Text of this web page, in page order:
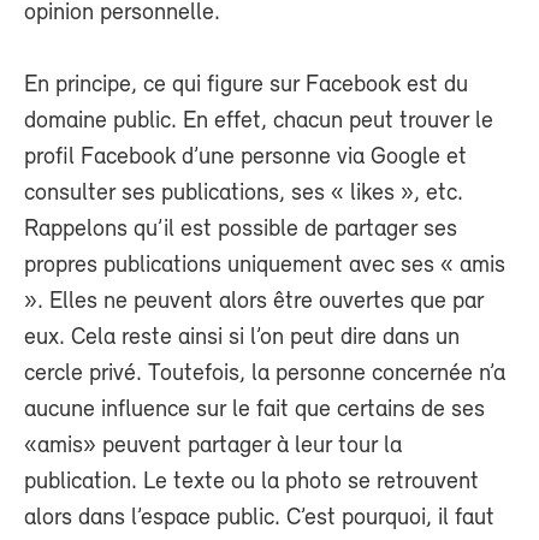
opinion personnelle.
En principe, ce qui figure sur Facebook est du
domaine public. En effet, chacun peut trouver le
profil Facebook d’une personne via Google et
consulter ses publications, ses « likes », etc.
Rappelons qu’il est possible de partager ses
propres publications uniquement avec ses « amis
». Elles ne peuvent alors être ouvertes que par
eux. Cela reste ainsi si l’on peut dire dans un
cercle privé. Toutefois, la personne concernée n’a
aucune influence sur le fait que certains de ses
«amis» peuvent partager à leur tour la
publication. Le texte ou la photo se retrouvent
alors dans l’espace public. C’est pourquoi, il faut